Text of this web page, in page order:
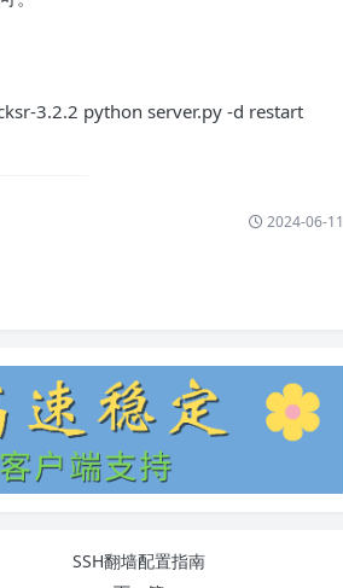
3.2.2 python server.py -d restart
2024-06-11
SSH翻墙配置指南